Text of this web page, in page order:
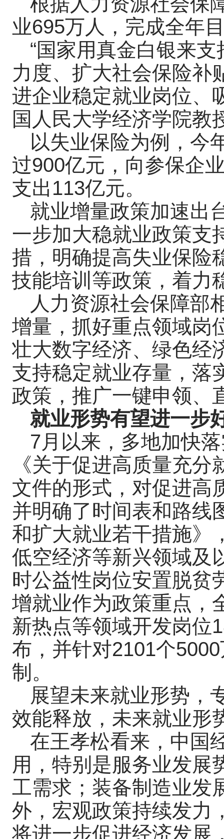
业695万人，完成全年
“国家用真金白银来
力度、扩大社会保险补
进企业稳定就业岗位、
国人民大学经济学院教
以失业保险为例，今
过900亿元，向参保企
支出113亿元。
就业增量政策加速出
一步加大稳就业政策支
措，明确提高失业保险
技能培训等政策，着力
人力资源社会保障部
增量，抓好重点领域岗
壮大数字经济、绿色经
支持稳定就业存量，落
政策，推广一键申领、
就业形势有望进一步
7月以来，多地加快
《关于促进高质量充
文件的形式，对促进高
并明确了时间表和路线
和扩大就业若干措施》
低空经济等新兴领域及
时公益性岗位安置脱贫
增就业作为政策重点，
新热点等领域开发岗位
布，并针对2101个
制。
展望未来就业形势，
效能释放，未来就业形
在王孝松看来，中国
用，特别是服务业发展
工需求；装备制造业发
外，宏观政策持续发力
将进一步促进经济发展